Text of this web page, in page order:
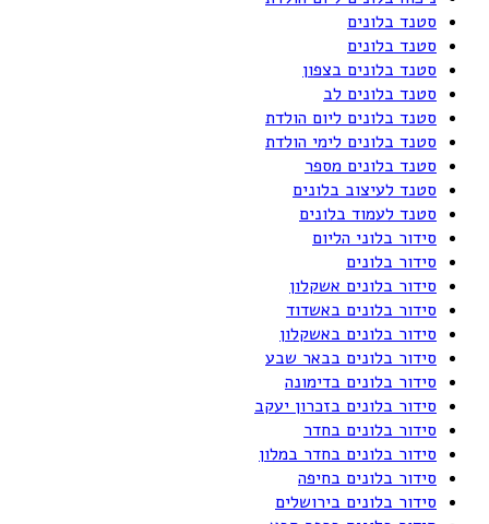
סטנד בלונים
סטנד בלונים
סטנד בלונים בצפון
סטנד בלונים לב
סטנד בלונים ליום הולדת
סטנד בלונים לימי הולדת
סטנד בלונים מספר
סטנד לעיצוב בלונים
סטנד לעמוד בלונים
סידור בלוני הליום
סידור בלונים
סידור בלונים אשקלון
סידור בלונים באשדוד
סידור בלונים באשקלון
סידור בלונים בבאר שבע
סידור בלונים בדימונה
סידור בלונים בזכרון יעקב
סידור בלונים בחדר
סידור בלונים בחדר במלון
סידור בלונים בחיפה
סידור בלונים בירושלים